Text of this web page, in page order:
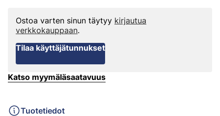
Ostoa varten sinun täytyy kirjautua
verkkokauppaan.
Tilaa käyttäjätunnukset
Katso myymäläsaatavuus
Tuotetiedot